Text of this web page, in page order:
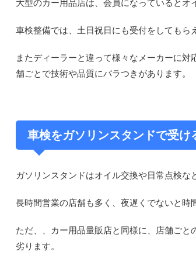
大型のカー用品店は、会員になっていると
車検整備では、土日祝日にも受付をしてもら
またディーラーと違って様々なメーカーに
舗ごとで技術や品質にバラつきがあります。
車検をガソリンスタンドで受け
ガソリンスタンドはオイル交換や日常点検
長時間営業の店舗も多く、夜遅くでないと
ただ、、カー用品量販店と同様に、店舗ご
劣ります。